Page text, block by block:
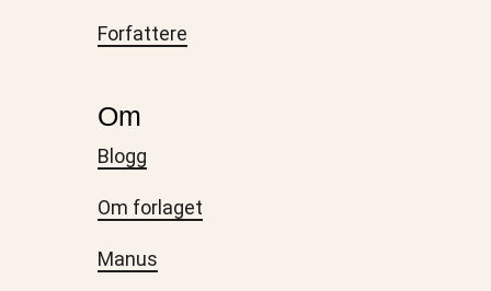
Forfattere
Om
Blogg
Om forlaget
Manus